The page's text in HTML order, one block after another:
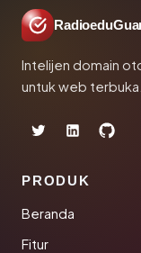
Intelijen domain
untuk web terbuka.
PRODUK
Beranda
Fitur